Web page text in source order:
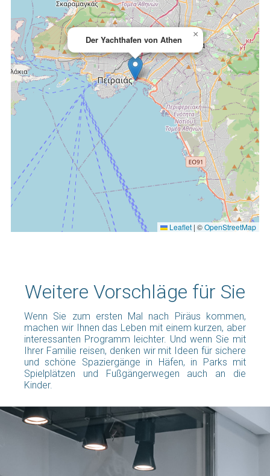
Der Yachthafen von Athen ×
Leaflet | ©OpenStreetMap
Weitere Vorschläge für Sie
Wenn Sie zum ersten Mal nach Piräus kommen,
machen wir Ihnen das Leben mit einem kurzen, aber
interessanten Programm leichter. Und wenn Sie mit
Ihrer Familie reisen, denken wir mit Ideen für sichere
und schöne Spaziergänge in Häfen, in Parks mit
Spielplätzen und Fußgängerwegen auch an die
Kinder.